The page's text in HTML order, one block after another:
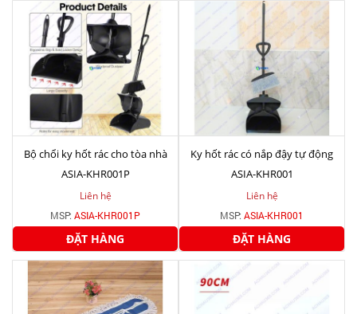
Bộ chổi ky hốt rác cho tòa nhà
ASIA-KHR001P
Liên hệ
MSP: ASIA-KHR001P
ĐẶT HÀNG
Ky hốt rác có nắp đậy tự động
ASIA-KHR001
Liên hệ
MSP: ASIA-KHR001
ĐẶT HÀNG